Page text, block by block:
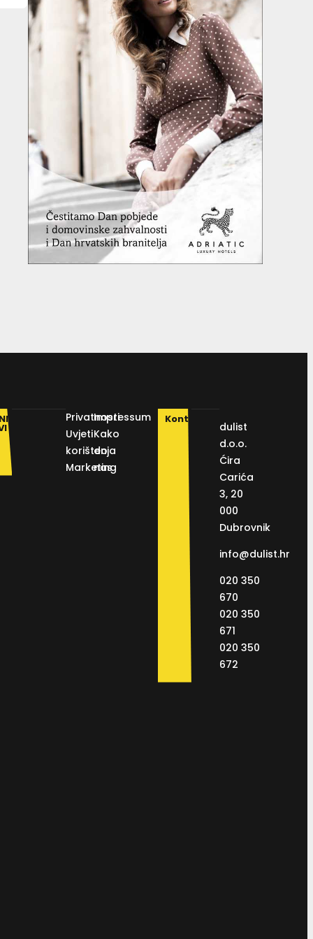
Privatnosti
Uvjeti
korištenja
Marketing
Impressum
Kako
do
nas
Kontakt
dulist
d.o.o.
Ćira
Carića
3, 20
000
Dubrovnik
info@dulist.hr
020 350
670
020 350
671
020 350
672